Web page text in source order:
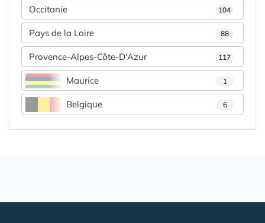
Occitanie 104
Pays de la Loire 88
Provence-Alpes-Côte-D'Azur 117
Maurice 1
Belgique 6